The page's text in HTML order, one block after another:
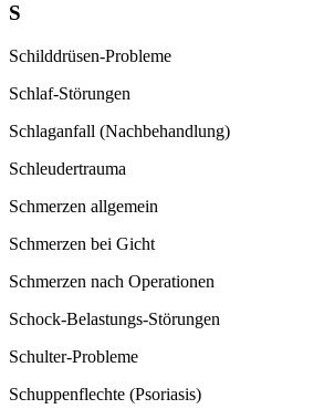
S
Schilddrüsen-Probleme
Schlaf-Störungen
Schlaganfall (Nachbehandlung)
Schleudertrauma
Schmerzen allgemein
Schmerzen bei Gicht
Schmerzen nach Operationen
Schock-Belastungs-Störungen
Schulter-Probleme
Schuppenflechte (Psoriasis)